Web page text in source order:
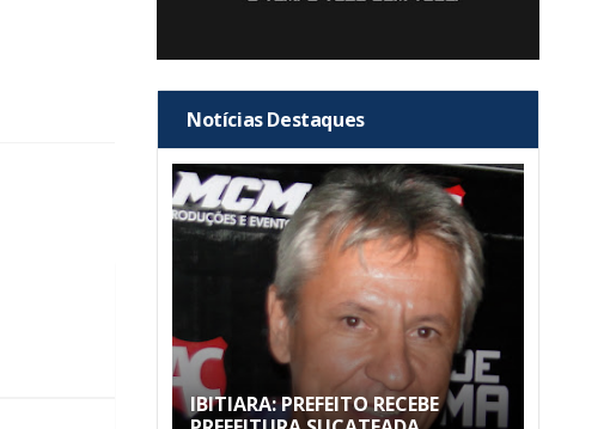
Notícias Destaques
IBITIARA: PREFEITO RECEBE